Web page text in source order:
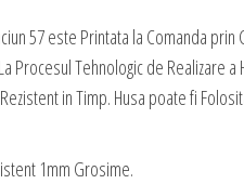
57 este Printata la Comanda
Procesul Tehnologic de Realizare
in Timp. Husa poate fi
1mm Grosime.